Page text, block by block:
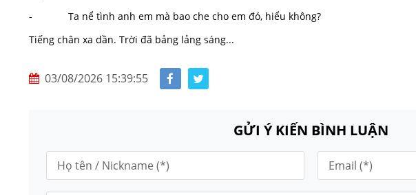
- Ta nể tình anh em mà bao che cho em đó, hiểu không?
Tiếng chân xa dần. Trời đã bảng lảng sáng...
03/08/2026 15:39:55
GỬI Ý KIẾN BÌNH LUẬN